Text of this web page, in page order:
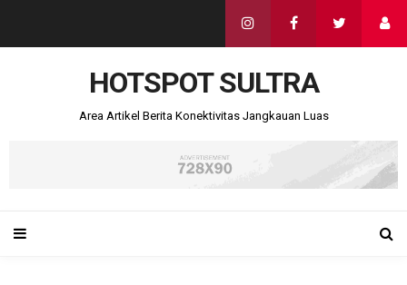
HOTSPOT SULTRA
Area Artikel Berita Konektivitas Jangkauan Luas